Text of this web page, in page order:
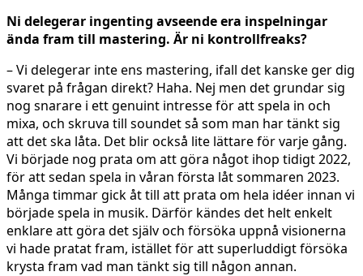
Ni delegerar ingenting avseende era inspelningar
ända fram till mastering. Är ni kontrollfreaks?
– Vi delegerar inte ens mastering, ifall det kanske ger dig
svaret på frågan direkt? Haha. Nej men det grundar sig
nog snarare i ett genuint intresse för att spela in och
mixa, och skruva till soundet så som man har tänkt sig
att det ska låta. Det blir också lite lättare för varje gång.
Vi började nog prata om att göra något ihop tidigt 2022,
för att sedan spela in våran första låt sommaren 2023.
Många timmar gick åt till att prata om hela idéer innan vi
började spela in musik. Därför kändes det helt enkelt
enklare att göra det själv och försöka uppnå visionerna
vi hade pratat fram, istället för att superluddigt försöka
krysta fram vad man tänkt sig till någon annan.